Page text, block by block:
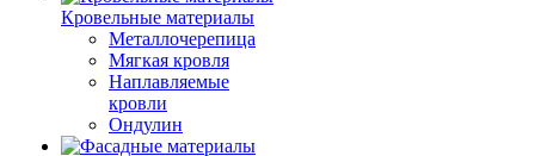
Кровельные материалы
Металлочерепица
Мягкая кровля
Наплавляемые
кровли
Ондулин